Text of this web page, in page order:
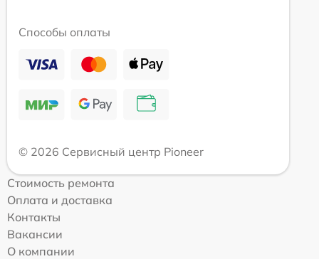
Способы оплаты
© 2026 Сервисный центр Pioneer
Стоимость ремонта
Оплата и доставка
Контакты
Вакансии
О компании